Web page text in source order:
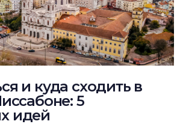
и куда сходить в
5
идей